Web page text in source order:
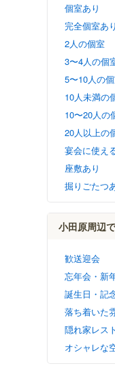
個室あり
完全個室あり
2人の個室
3〜4人の個
5〜10人の
10人未満の
10〜20人の
20人以上の
宴会に使え
座敷あり
掘りごたつ
小田原周辺
歓送迎会
忘年会・新
誕生日・記
落ち着いた
隠れ家レス
オシャレな